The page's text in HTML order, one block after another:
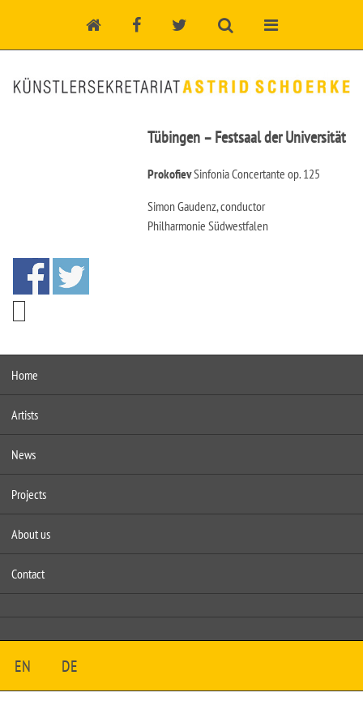
Tübingen – Festsaal der Universität
ProkofievSinfonia Concertante op. 125
Simon Gaudenz, conductor
Philharmonie Südwestfalen
Home
Artists
News
Projects
About us
Contact
EN DE